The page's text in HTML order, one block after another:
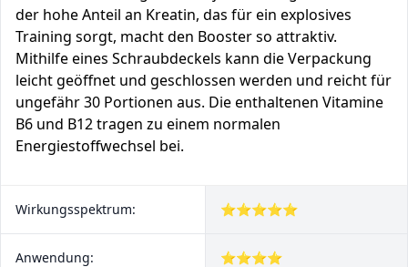
der hohe Anteil an Kreatin, das für ein explosives
Training sorgt, macht den Booster so attraktiv.
Mithilfe eines Schraubdeckels kann die Verpackung
leicht geöffnet und geschlossen werden und reicht für
ungefähr 30 Portionen aus. Die enthaltenen Vitamine
B6 und B12 tragen zu einem normalen
Energiestoffwechsel bei.
Wirkungsspektrum: ⭐⭐⭐⭐⭐
Anwendung: ⭐⭐⭐⭐